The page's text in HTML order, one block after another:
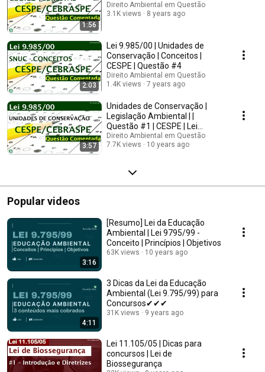
Meio Ambiente IBAMA ICMBIO Lei nº 6.938/1981 e suas alterações
(Política Nacional do Meio Ambiente. Lei nº 9.605/1998 e Decreto nº
6.514/2008 (Lei dos Crimes Ambientais). Lei Complementar nº 140/2011
(competências ambientais). Lei nº 12.651/2012 (proteção da vegetação
nativa). Decreto n° 7.830/2012; Lei n° 9.985/2000 (Sistema Nacional de
Unidades de Conservação da Natureza); Decreto n° 4.340/2002. NOÇÕES
DE DIREITO AMBIENTAL: 1 Meio ambiente na Constituição Federal de
1988. 2 Sustentabilidade. 3 Qualidade ambiental. 4 Princípios do direito
ambiental. 5 Dano ambiental.
1:56
Direito Ambiental em Questão
3.1K views
8 years ago
2:03
Lei 9.985/00 | Unidades de
Conservação | Conceitos |
CESPE | Questão #4
Direito Ambiental em Questão
1.4K views
7 years ago
3:57
Unidades de Conservação |
Legislação Ambiental | |
Questão #1 | CESPE | Lei
9.985/00
Direito Ambiental em Questão
7.7K views
10 years ago
Popular videos
3:16
[Resumo] Lei da Educação
Ambiental | Lei 9795/99 -
Conceito | Princípios | Objetivos
63K views 10 years ago
4:11
3 Dicas da Lei da Educação
Ambiental (Lei 9.795/99) para
Concursos✔✔✔
31K views 9 years ago
Lei 11.105/05 | Dicas para
concursos | Lei de
Biossegurança